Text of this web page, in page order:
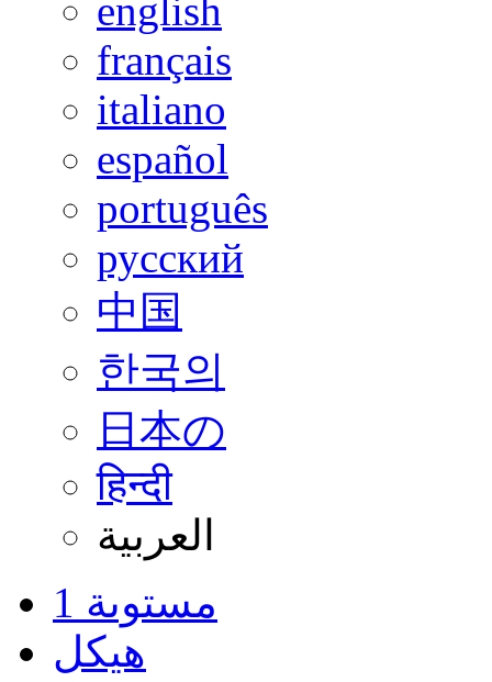
english
français
italiano
español
português
русский
中国
한국의
日本の
हिन्दी
العربية
مستوىة 1
هيكل